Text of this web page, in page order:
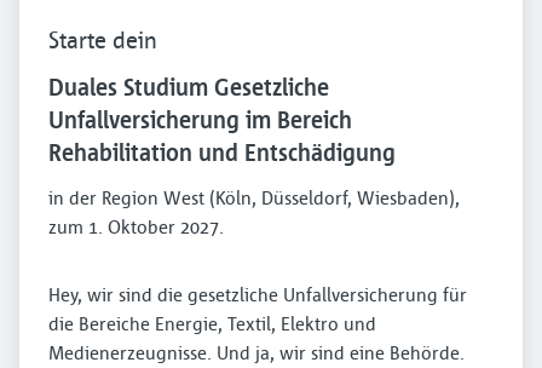
Starte dein
Duales Studium Gesetzliche
Unfallversicherung im Bereich
Rehabilitation und Entschädigung
in der Region West (Köln, Düsseldorf, Wiesbaden),
zum 1. Oktober 2027.
Hey, wir sind die gesetzliche Unfallversicherung für
die Bereiche Energie, Textil, Elektro und
Medienerzeugnisse. Und ja, wir sind eine Behörde.